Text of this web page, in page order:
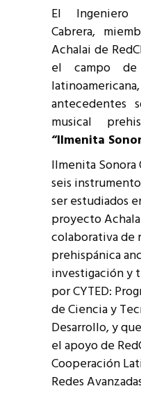
El Ingeniero
Cabrera,
Achalai de
el campo de
antecedentes
musical
“Ilmenita
Ilmenita Sonora
seis
ser estudiados
proyecto
colaborativa de
prehispánica
investigación y
por CYTED:
de Ciencia y
Desarrollo, y
el apoyo de
Cooperación
Redes